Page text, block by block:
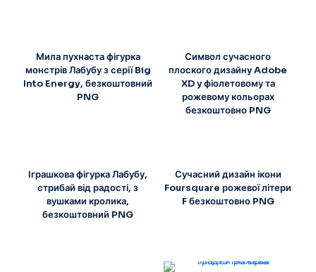
Мила пухнаста фігурка
монстрів Лабубу з серії Big
Into Energy, безкоштовний
PNG
Символ сучасного
плоского дизайну Adobe
XD у фіолетовому та
рожевому кольорах
безкоштовно PNG
Іграшкова фігурка Лабубу,
стрибай від радості, з
вушками кролика,
безкоштовний PNG
Сучасний дизайн ікони
Foursquare рожевої літери
F безкоштовно PNG